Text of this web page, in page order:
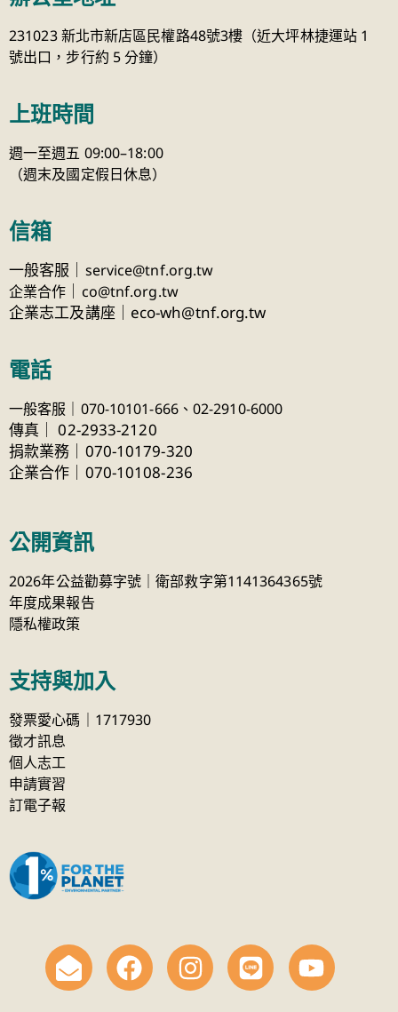
231023 新北市新店區民權路48號3樓（近大坪林捷運站 1
號出口，步行約 5 分鐘）
上班時間
週一至週五 09:00–18:00
（週末及國定假日休息）
信箱
一般客服｜ service@tnf.org.tw
企業合作
co@tnf.org.tw
企業志工及講座｜eco-wh@tnf.org.tw
電話
一般客服｜070-10101-666、 02-2910-6000
傳真
02-2933-2120
捐款業務｜070-10179-320
企業合作｜070-10108-236
公開資訊
2026年公益勸募字號｜衛部救字第1141364365號
年度成果報告
隱私權政策
支持與加入
發票愛心碼｜1717930
徵才訊息
個人志工
申請實習
訂電子報